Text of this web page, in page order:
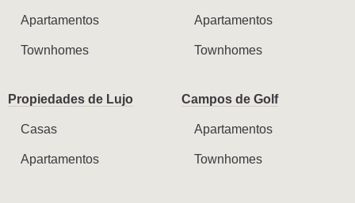
Apartamentos
Townhomes
Apartamentos
Townhomes
Propiedades de Lujo
Casas
Apartamentos
Campos de Golf
Apartamentos
Townhomes